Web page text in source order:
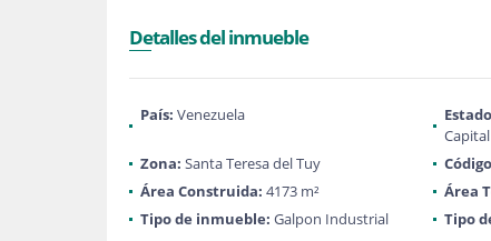
Detalles del inmueble
País: Venezuela
Capital
Zona: Santa Teresa del Tuy
Área Construida: 4173 m² Área
Tipo de inmueble: Galpon Industrial Tipo